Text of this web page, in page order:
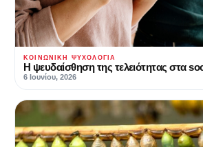
ΚΟΙΝΩΝΙΚΉ ΨΥΧΟΛΟΓΊΑ
Η ψευδαίσθηση της τελειότητας στα
6 Ιουνίου, 2026